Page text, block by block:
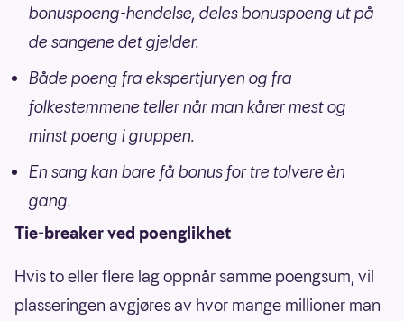
bonuspoeng-hendelse, deles bonuspoeng ut på
de sangene det gjelder.
Både poeng fra ekspertjuryen og fra
folkestemmene teller når man kårer mest og
minst poeng i gruppen.
En sang kan bare få bonus for tre tolvere èn
gang.
Tie-breaker ved poenglikhet
Hvis to eller flere lag oppnår samme poengsum, vil
plasseringen avgjøres av hvor mange millioner man